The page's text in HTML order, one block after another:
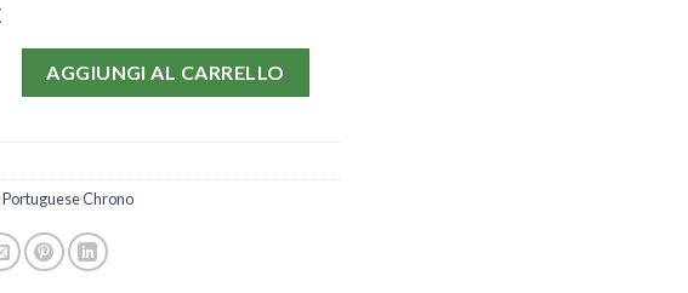
AGGIUNGI AL CARRELLO
Portuguese Chrono